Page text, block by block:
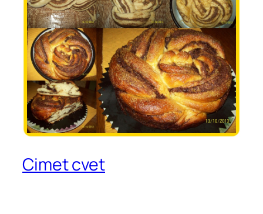
Cimet cvet